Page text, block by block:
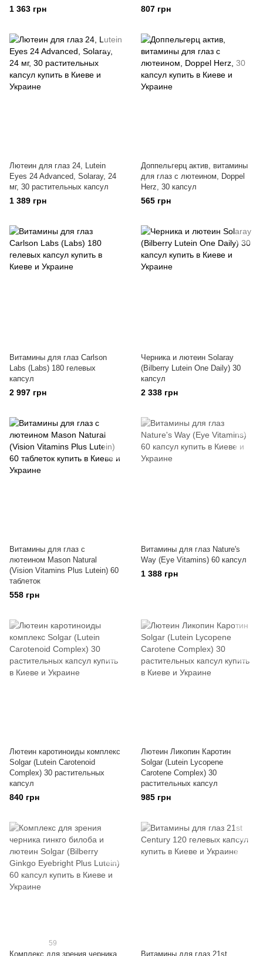
1 363 грн 807 грн
Лютеин для глаз 24, Lutein
Eyes 24 Advanced, Solaray, 24
мг, 30 растительных капсул
1 389 грн
Доппельгерц актив, витамины
для глаз с лютеином, Doppel
Herz, 30 капсул
565 грн
Витамины для глаз Carlson
Labs (Labs) 180 гелевых
капсул
2 997 грн
Черника и лютеин Solaray
(Bilberry Lutein One Daily) 30
капсул
2 338 грн
Витамины для глаз с
лютеином Mason Natural
(Vision Vitamins Plus Lutein) 60
таблеток
558 грн
Витамины для глаз Nature's
Way (Eye Vitamins) 60 капсул
1 388 грн
Лютеин каротиноиды комплекс
Solgar (Lutein Carotenoid
Complex) 30 растительных
капсул
840 грн
Лютеин Ликопин Каротин
Solgar (Lutein Lycopene
Carotene Complex) 30
растительных капсул
985 грн
59
Комплекс для зрения черника Витамины для глаз 21st